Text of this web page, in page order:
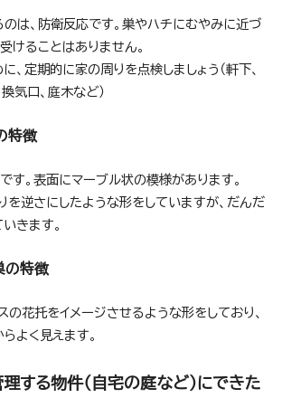
は、防衛反応です。巣やハチにむやみに近づ
けることはありません。
、定期的に家の周りを点検しましょう（軒下、
気口、庭木など）
特徴
す。表面にマーブル状の模様があります。
を逆さにしたような形をしていますが、だんだ
きます。
の特徴
の花托をイメージさせるような形をしており、
よく見えます。
する物件（自宅の庭など）にできた